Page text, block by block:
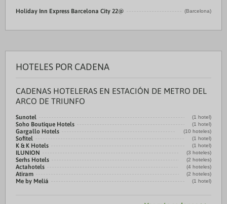
Holiday Inn Express Barcelona City 22@ (Barcelona)
HOTELES POR CADENA
CADENAS HOTELERAS EN ESTACIÓN DE METRO DEL
ARCO DE TRIUNFO
Sunotel (1 hotel)
Soho Boutique Hotels (1 hotel)
Gargallo Hotels (10 hoteles)
Sofitel (1 hotel)
K & K Hotels (1 hotel)
ILUNION (3 hoteles)
Serhs Hotels (2 hoteles)
Actahotels (4 hoteles)
Atiram (2 hoteles)
Me by Meliá (1 hotel)